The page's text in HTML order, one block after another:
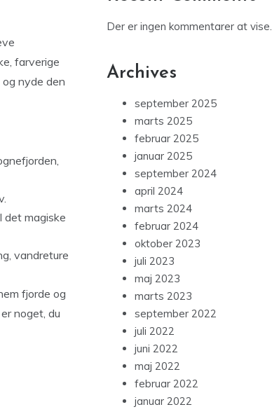
farverige
nyde den
det magiske
vandreture
fjorde og
noget, du
Der er ingen kommentarer at vise.
Archives
september 2025
marts 2025
februar 2025
januar 2025
september 2024
april 2024
marts 2024
februar 2024
oktober 2023
juli 2023
maj 2023
marts 2023
september 2022
juli 2022
juni 2022
maj 2022
februar 2022
januar 2022